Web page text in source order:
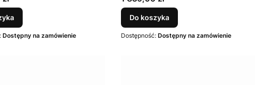
Dostępny na zamówienie
Do koszyka
Dostępność: Dostępny na zamówienie